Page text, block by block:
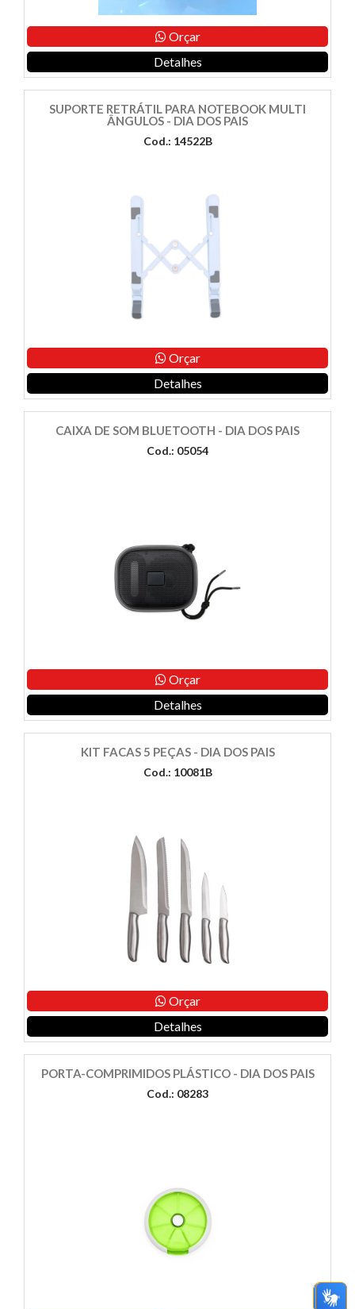
Orçar
Detalhes
SUPORTE RETRÁTIL PARA NOTEBOOK MULTI
ÂNGULOS - DIA DOS PAIS
Cod.: 14522B
Orçar
Detalhes
CAIXA DE SOM BLUETOOTH - DIA DOS PAIS
Cod.: 05054
Orçar
Detalhes
KIT FACAS 5 PEÇAS - DIA DOS PAIS
Cod.: 10081B
Orçar
Detalhes
PORTA-COMPRIMIDOS PLÁSTICO - DIA DOS PAIS
Cod.: 08283